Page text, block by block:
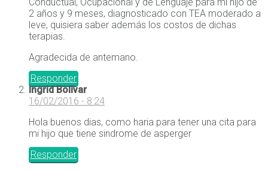
2 años y 9 meses, diagnosticado con TEA moderado a
leve, quisiera saber además los costos de dichas
terapias.
Agradecida de antemano.
Responder
Ingrid Bolivar
16/02/2016 - 8:24
Hola buenos dias, como haria para tener una cita para
mi hijo que tiene sindrome de asperger
Responder